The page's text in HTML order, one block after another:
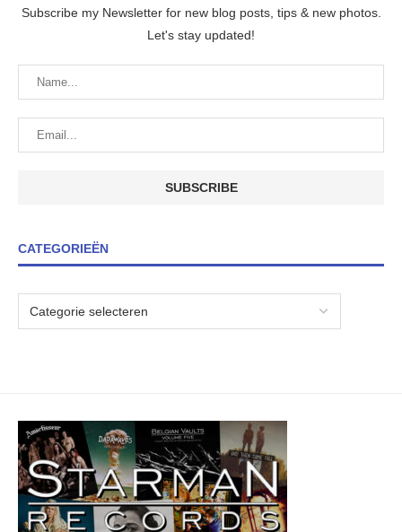
Subscribe my Newsletter for new blog posts, tips & new photos.
Let's stay updated!
CATEGORIEËN